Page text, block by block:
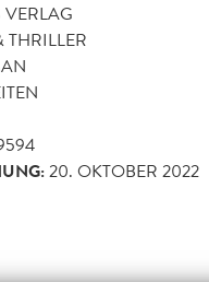
THRILLER
20. OKTOBER 2022